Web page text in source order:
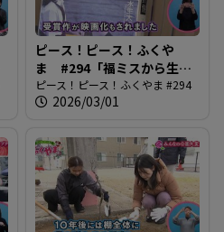
ピース！ピース！ふくや
ま #294「福ミスから生ま
れる未来の作家」
ピース！ピース！ふくやま #294
2026/03/01